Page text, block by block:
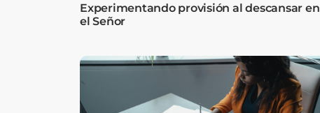
Experimentando provisión al descansar en
el Señor